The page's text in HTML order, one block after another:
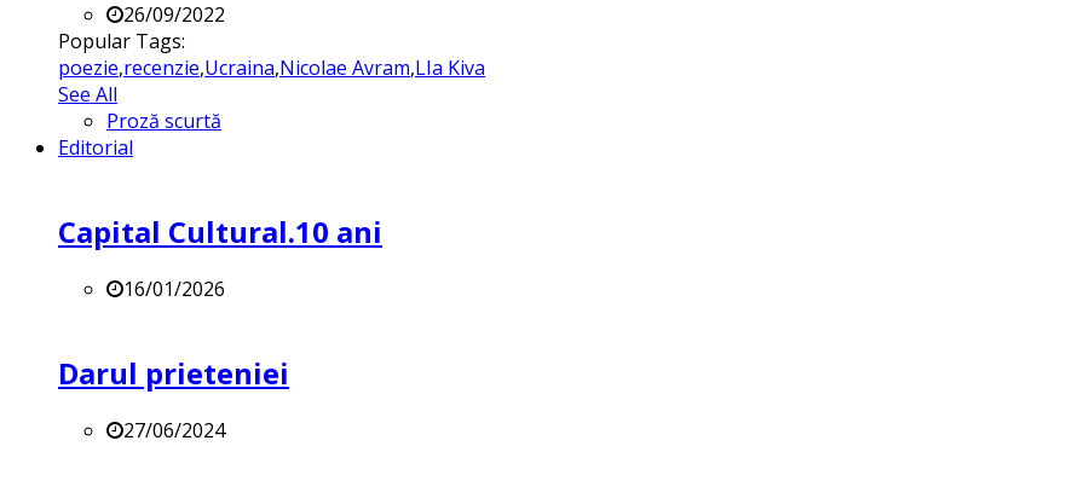
26/09/2022
Popular Tags:
poezie,recenzie,Ucraina,Nicolae Avram,LIa Kiva
See All
Proză scurtă
Editorial
Capital Cultural.10 ani
16/01/2026
Darul prieteniei
27/06/2024